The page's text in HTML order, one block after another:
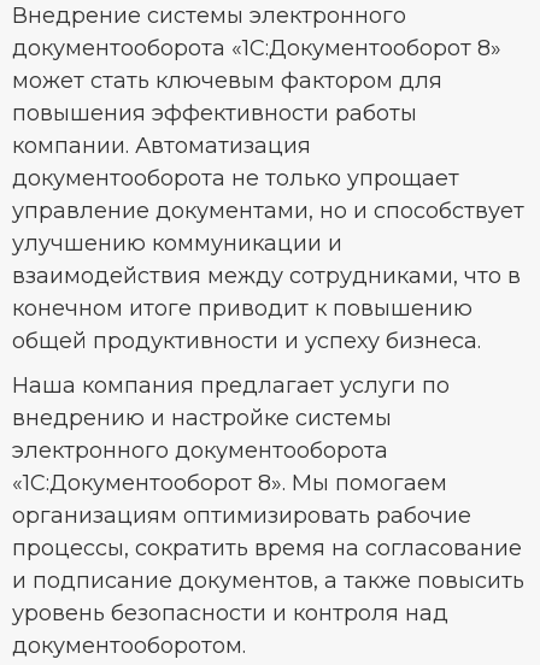
Внедрение системы электронного
документооборота «1С:Документооборот 8»
может стать ключевым фактором для
повышения эффективности работы
компании. Автоматизация
документооборота не только упрощает
управление документами, но и способствует
улучшению коммуникации и
взаимодействия между сотрудниками, что в
конечном итоге приводит к повышению
общей продуктивности и успеху бизнеса.
Наша компания предлагает услуги по
внедрению и настройке системы
электронного документооборота
«1С:Документооборот 8». Мы помогаем
организациям оптимизировать рабочие
процессы, сократить время на согласование
и подписание документов, а также повысить
уровень безопасности и контроля над
документооборотом.